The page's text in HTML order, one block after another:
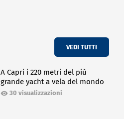
VEDI TUTTI
A Capri i 220 metri del più
grande yacht a vela del mondo
30 visualizzazioni